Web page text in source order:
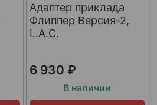
Адаптер приклада
Флиппер Версия-2,
L.A.C.
6 930 ₽
В наличии